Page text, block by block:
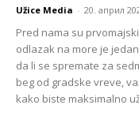
Užice Media - 20. април
Pred nama su
odlazak na more je
da li se spremate za
beg od gradske vreve,
kako biste maksimalno